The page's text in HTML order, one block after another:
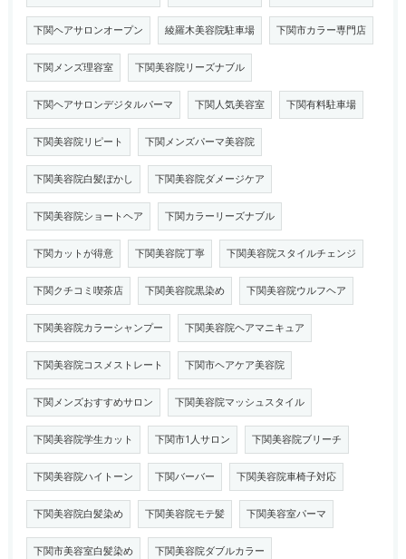
下関ヘアサロンオープン 綾羅木美容院駐車場 下関市カラー専門店
下関メンズ理容室 下関美容院リーズナブル
下関ヘアサロンデジタルパーマ 下関人気美容室 下関有料駐車場
下関美容院リピート 下関メンズパーマ美容院
下関美容院白髪ぼかし 下関美容院ダメージケア
下関美容院ショートヘア 下関カラーリーズナブル
下関カットが得意 下関美容院丁寧 下関美容院スタイルチェンジ
下関クチコミ喫茶店 下関美容院黒染め 下関美容院ウルフヘア
下関美容院カラーシャンプー 下関美容院ヘアマニキュア
下関美容院コスメストレート 下関市ヘアケア美容院
下関メンズおすすめサロン 下関美容院マッシュスタイル
下関美容院学生カット 下関市1人サロン 下関美容院ブリーチ
下関美容院ハイトーン 下関バーバー 下関美容院車椅子対応
下関美容院白髪染め 下関美容院モテ髪 下関美容室パーマ
下関市美容室白髪染め 下関美容院ダブルカラー